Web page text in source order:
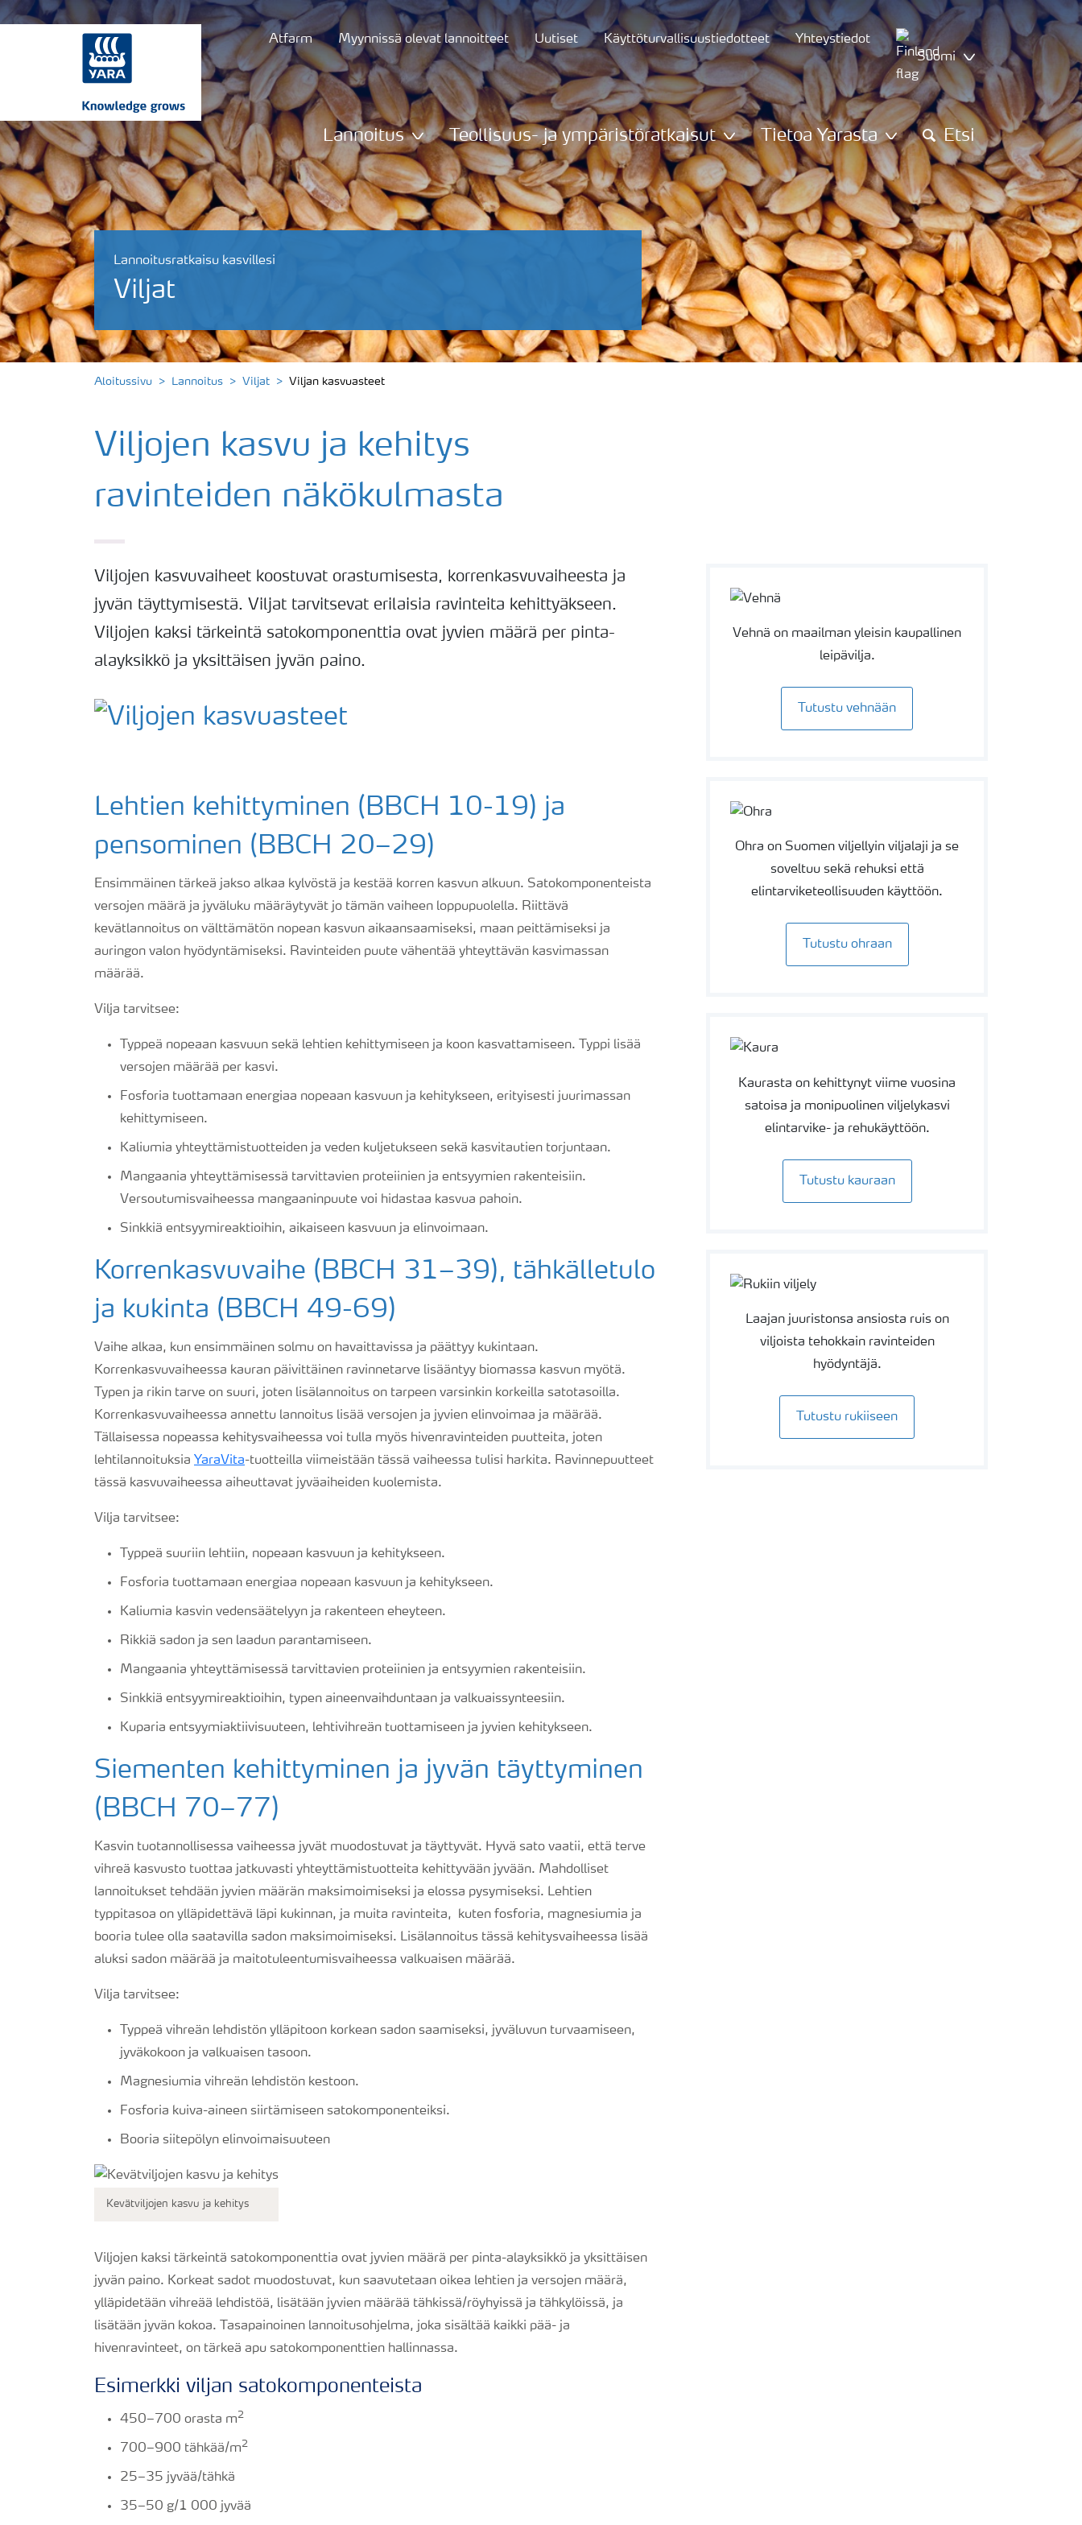
Atfarm Myynnissä olevat lannoitteet Uutiset Käyttöturvallisuustiedotteet
Yhteystiedot
Suomi
Lannoitus Teollisuus- ja ympäristöratkaisut Tietoa Yarasta Etsi
Lannoitusratkaisu kasvillesi
Viljat
Aloitussivu Lannoitus Viljat Viljan kasvuasteet
Viljojen kasvu ja kehitys
ravinteiden näkökulmasta
Viljojen kasvuvaiheet koostuvat orastumisesta, korrenkasvuvaiheesta ja
jyvän täyttymisestä. Viljat tarvitsevat erilaisia ravinteita kehittyäkseen.
Viljojen kaksi tärkeintä satokomponenttia ovat jyvien määrä per pinta-
alayksikkö ja yksittäisen jyvän paino.
Lehtien kehittyminen (BBCH 10-19) ja
pensominen (BBCH 20–29)
Ensimmäinen tärkeä jakso alkaa kylvöstä ja kestää korren kasvun alkuun. Satokomponenteista
versojen määrä ja jyväluku määräytyvät jo tämän vaiheen loppupuolella. Riittävä
kevätlannoitus on välttämätön nopean kasvun aikaansaamiseksi, maan peittämiseksi ja
auringon valon hyödyntämiseksi. Ravinteiden puute vähentää yhteyttävän kasvimassan
määrää.
Vilja tarvitsee:
Typpeä nopeaan kasvuun sekä lehtien kehittymiseen ja koon kasvattamiseen. Typpi lisää
versojen määrää per kasvi.
Fosforia tuottamaan energiaa nopeaan kasvuun ja kehitykseen, erityisesti juurimassan
kehittymiseen.
Kaliumia yhteyttämistuotteiden ja veden kuljetukseen sekä kasvitautien torjuntaan.
Mangaania yhteyttämisessä tarvittavien proteiinien ja entsyymien rakenteisiin.
Versoutumisvaiheessa mangaaninpuute voi hidastaa kasvua pahoin.
Sinkkiä entsyymireaktioihin, aikaiseen kasvuun ja elinvoimaan.
Korrenkasvuvaihe (BBCH 31–39), tähkälletulo
ja kukinta (BBCH 49-69)
Vaihe alkaa, kun ensimmäinen solmu on havaittavissa ja päättyy kukintaan.
Korrenkasvuvaiheessa kauran päivittäinen ravinnetarve lisääntyy biomassa kasvun myötä.
Typen ja rikin tarve on suuri, joten lisälannoitus on tarpeen varsinkin korkeilla satotasoilla.
Korrenkasvuvaiheessa annettu lannoitus lisää versojen ja jyvien elinvoimaa ja määrää.
Tällaisessa nopeassa kehitysvaiheessa voi tulla myös hivenravinteiden puutteita, joten
lehtilannoituksia YaraVita-tuotteilla viimeistään tässä vaiheessa tulisi harkita. Ravinnepuutteet
tässä kasvuvaiheessa aiheuttavat jyväaiheiden kuolemista.
Vilja tarvitsee:
Typpeä suuriin lehtiin, nopeaan kasvuun ja kehitykseen.
Fosforia tuottamaan energiaa nopeaan kasvuun ja kehitykseen.
Kaliumia kasvin vedensäätelyyn ja rakenteen eheyteen.
Rikkiä sadon ja sen laadun parantamiseen.
Mangaania yhteyttämisessä tarvittavien proteiinien ja entsyymien rakenteisiin.
Sinkkiä entsyymireaktioihin, typen aineenvaihduntaan ja valkuaissynteesiin.
Kuparia entsyymiaktiivisuuteen, lehtivihreän tuottamiseen ja jyvien kehitykseen.
Siementen kehittyminen ja jyvän täyttyminen
(BBCH 70–77)
Kasvin tuotannollisessa vaiheessa jyvät muodostuvat ja täyttyvät. Hyvä sato vaatii, että terve
vihreä kasvusto tuottaa jatkuvasti yhteyttämistuotteita kehittyvään jyvään. Mahdolliset
lannoitukset tehdään jyvien määrän maksimoimiseksi ja elossa pysymiseksi. Lehtien
typpitasoa on ylläpidettävä läpi kukinnan, ja muita ravinteita, kuten fosforia, magnesiumia ja
booria tulee olla saatavilla sadon maksimoimiseksi. Lisälannoitus tässä kehitysvaiheessa lisää
aluksi sadon määrää ja maitotuleentumisvaiheessa valkuaisen määrää.
Vilja tarvitsee:
Typpeä vihreän lehdistön ylläpitoon korkean sadon saamiseksi, jyväluvun turvaamiseen,
jyväkokoon ja valkuaisen tasoon.
Magnesiumia vihreän lehdistön kestoon.
Fosforia kuiva-aineen siirtämiseen satokomponenteiksi.
Booria siitepölyn elinvoimaisuuteen
Kevätviljojen kasvu ja kehitys
Viljojen kaksi tärkeintä satokomponenttia ovat jyvien määrä per pinta-alayksikkö ja yksittäisen
jyvän paino. Korkeat sadot muodostuvat, kun saavutetaan oikea lehtien ja versojen määrä,
ylläpidetään vihreää lehdistöä, lisätään jyvien määrää tähkissä/röyhyissä ja tähkylöissä, ja
lisätään jyvän kokoa. Tasapainoinen lannoitusohjelma, joka sisältää kaikki pää- ja
hivenravinteet, on tärkeä apu satokomponenttien hallinnassa.
Esimerkki viljan satokomponenteista
450–700 orasta m2
700–900 tähkää/m2
25–35 jyvää/tähkä
35–50 g/1 000 jyvää
Vehnä on maailman yleisin kaupallinen
leipävilja.
Tutustu vehnään
Ohra on Suomen viljellyin viljalaji ja se
soveltuu sekä rehuksi että
elintarviketeollisuuden käyttöön.
Tutustu ohraan
Kaurasta on kehittynyt viime vuosina
satoisa ja monipuolinen viljelykasvi
elintarvike- ja rehukäyttöön.
Tutustu kauraan
Laajan juuristonsa ansiosta ruis on
viljoista tehokkain ravinteiden
hyödyntäjä.
Tutustu rukiiseen